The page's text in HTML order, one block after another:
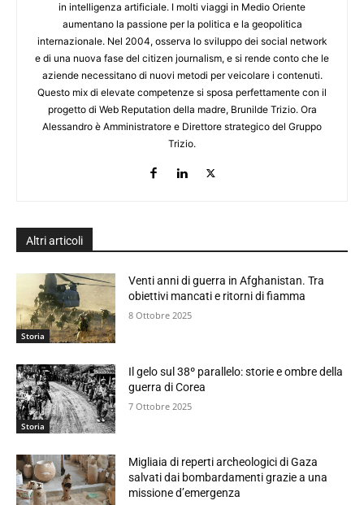
in intelligenza artificiale. I molti viaggi in Medio Oriente
aumentano la passione per la politica e la geopolitica
internazionale. Nel 2004, osserva lo sviluppo dei social network
e di una nuova fase del citizen journalism, e si rende conto che le
aziende necessitano di nuovi metodi per veicolare i contenuti.
Questo mix di elevate competenze si sposa perfettamente con il
progetto di Web Reputation della madre, Brunilde Trizio. Ora
Alessandro è Amministratore e Direttore strategico del Gruppo
Trizio.
Altri articoli
Storia
Venti anni di guerra in Afghanistan. Tra
obiettivi mancati e ritorni di fiamma
8 Ottobre 2025
Storia
Il gelo sul 38º parallelo: storie e ombre della
guerra di Corea
7 Ottobre 2025
Migliaia di reperti archeologici di Gaza
salvati dai bombardamenti grazie a una
missione d’emergenza